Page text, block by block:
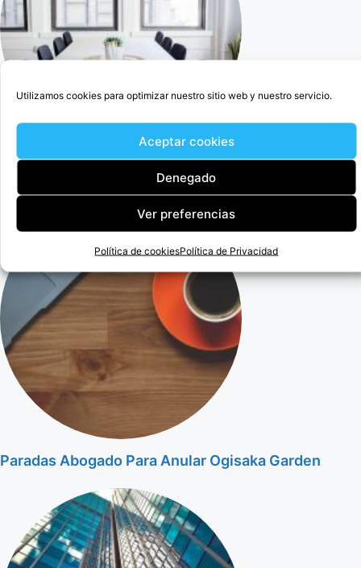
Utilizamos cookies para optimizar nuestro sitio web y nuestro servicio.
Aceptar cookies
Denegado
Ver preferencias
Política de cookiesPolítica de Privacidad
Cercedilla Abogado Para Anular Ogisaka Garden
Paradas Abogado Para Anular Ogisaka Garden